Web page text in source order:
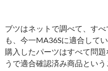
ブツはネットで調べて、す
も、今一MA36Sに適合して
購入したパーツはすべて問
うで適合確認済み商品とい